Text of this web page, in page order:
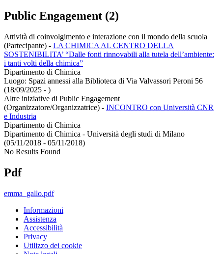
Public Engagement (2)
Attività di coinvolgimento e interazione con il mondo della scuola
(Partecipante) - LA CHIMICA AL CENTRO DELLA
SOSTENIBILITA’ “Dalle fonti rinnovabili alla tutela dell’ambiente:
i tanti volti della chimica”
Dipartimento di Chimica
Luogo: Spazi annessi alla Biblioteca di Via Valvassori Peroni 56
(18/09/2025 - )
Altre iniziative di Public Engagement
(Organizzatore/Organizzatrice) - INCONTRO con Università CNR
e Industria
Dipartimento di Chimica
Dipartimento di Chimica - Università degli studi di Milano
(05/11/2018 - 05/11/2018)
No Results Found
Pdf
emma_gallo.pdf
Informazioni
Assistenza
Accessibilità
Privacy
Utilizzo dei cookie